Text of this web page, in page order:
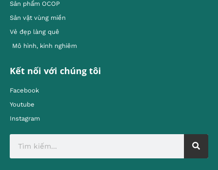
Sản phẩm OCOP
Sản vật vùng miền
Vẻ đẹp làng quê
Mô hình, kinh nghiêm
Kết nối với chúng tôi
Facebook
Youtube
Instagram